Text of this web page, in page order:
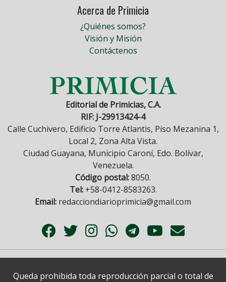
Acerca de Primicia
¿Quiénes somos?
Visión y Misión
Contáctenos
Editorial de Primicias, C.A.
RIF: J-29913424-4
Calle Cuchivero, Edificio Torre Atlantis, Piso Mezanina 1,
Local 2, Zona Alta Vista.
Ciudad Guayana, Municipio Caroní, Edo. Bolívar,
Venezuela.
Código postal:8050.
Tel:+58-0412-8583263.
Email: redacciondiarioprimicia@gmail.com
Queda prohibida toda reproducción parcial o total de